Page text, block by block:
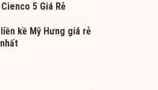
5 Giá Rẻ
kề Mỹ Hưng giá rẻ